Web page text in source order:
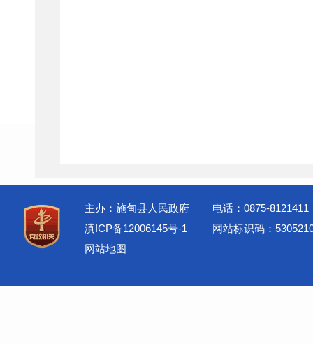
主办：施甸县人民政府
电话：0875-8121411
滇ICP备12006145号-1
网站标识码：
网站地图